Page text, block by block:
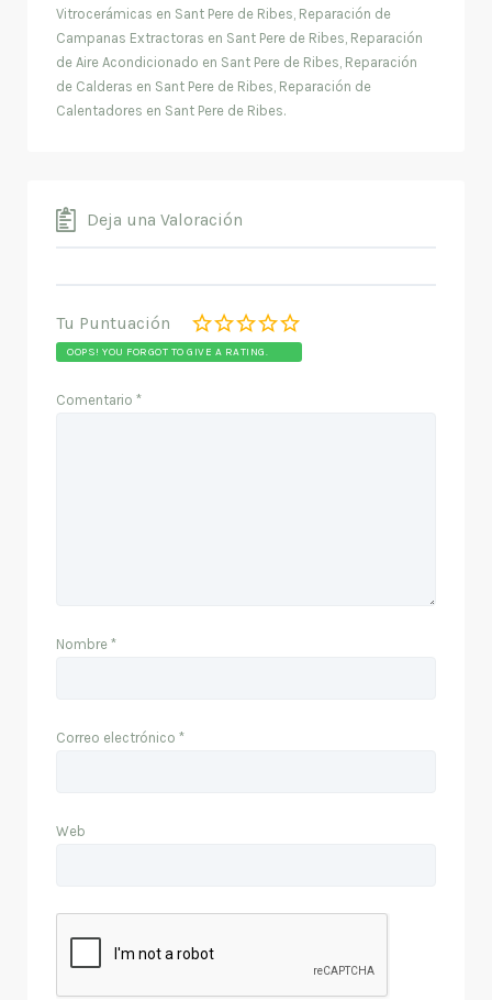
Vitrocerámicas en Sant Pere de Ribes, Reparación de
Campanas Extractoras en Sant Pere de Ribes, Reparación
de Aire Acondicionado en Sant Pere de Ribes, Reparación
de Calderas en Sant Pere de Ribes, Reparación de
Calentadores en Sant Pere de Ribes.
Deja una Valoración
Tu Puntuación
OOPS! YOU FORGOT TO GIVE A RATING.
Comentario *
Nombre *
Correo electrónico *
Web